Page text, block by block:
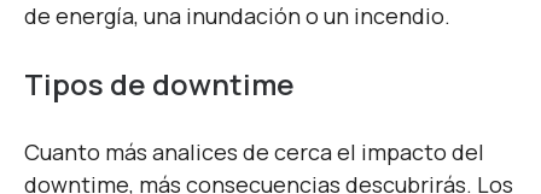
de energía, una inundación o un incendio.
Tipos de downtime
Cuanto más analices de cerca el impacto del
downtime, más consecuencias descubrirás. Los